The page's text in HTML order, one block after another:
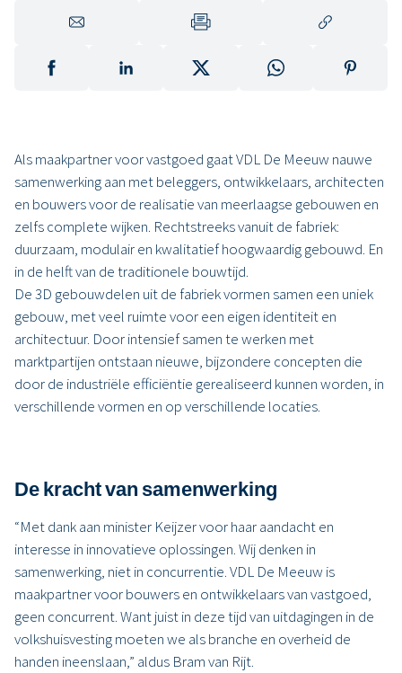
Als maakpartner voor vastgoed gaat VDL De Meeuw nauwe
samenwerking aan met beleggers, ontwikkelaars, architecten
en bouwers voor de realisatie van meerlaagse gebouwen en
zelfs complete wijken. Rechtstreeks vanuit de fabriek:
duurzaam, modulair en kwalitatief hoogwaardig gebouwd. En
in de helft van de traditionele bouwtijd.
De 3D gebouwdelen uit de fabriek vormen samen een uniek
gebouw, met veel ruimte voor een eigen identiteit en
architectuur. Door intensief samen te werken met
marktpartijen ontstaan nieuwe, bijzondere concepten die
door de industriële efficiëntie gerealiseerd kunnen worden, in
verschillende vormen en op verschillende locaties.
De kracht van samenwerking
“Met dank aan minister Keijzer voor haar aandacht en
interesse in innovatieve oplossingen. Wij denken in
samenwerking, niet in concurrentie. VDL De Meeuw is
maakpartner voor bouwers en ontwikkelaars van vastgoed,
geen concurrent. Want juist in deze tijd van uitdagingen in de
volkshuisvesting moeten we als branche en overheid de
handen ineenslaan,” aldus Bram van Rijt.